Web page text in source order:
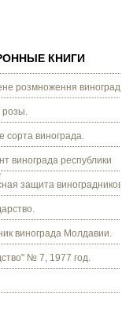
КНИГИ
розмноження винограду.
сорта винограда.
винограда республики
защита виноградников.
винограда Молдавии.
№ 7, 1977 год.